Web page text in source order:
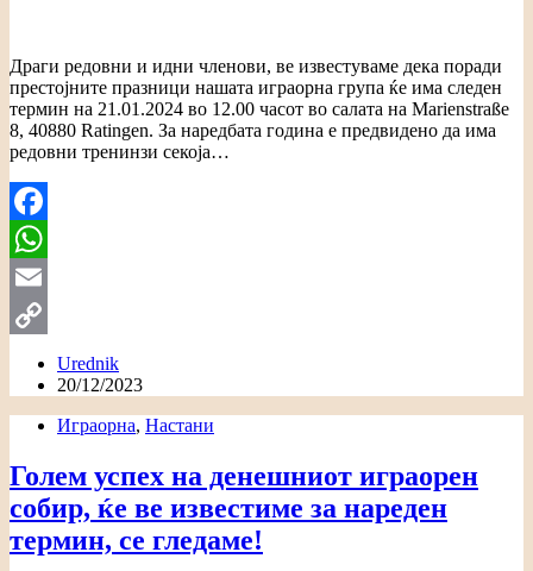
Драги редовни и идни членови, ве известуваме дека поради
престојните празници нашата играорна група ќе има следен
термин на 21.01.2024 во 12.00 часот во салата на Marienstraße
8, 40880 Ratingen. За наредбата година е предвидено да има
редовни тренинзи секоја…
Facebook
WhatsApp
Email
Link
Urednik
20/12/2023
Играорна, Настани
Голем успех на денешниот играорен
собир, ќе ве известиме за нареден
термин, се гледаме!